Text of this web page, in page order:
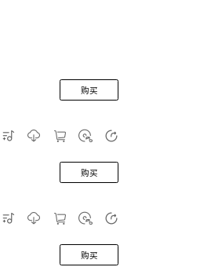
购买
购买
购买